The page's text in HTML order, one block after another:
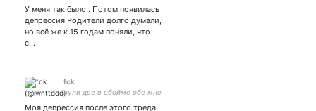
опять нашли походу
У меня так было.. Потом появилась
депрессия Родители долго думали,
но всё же к 15 годам поняли, что
с…
fck
пули две в обойме обе мне
Моя депрессия после этого треда: